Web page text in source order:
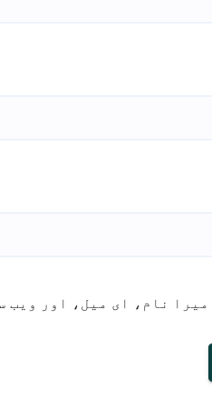
نام، ای میل، اور ویب